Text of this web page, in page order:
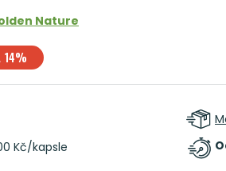
Nature
14%
Kč/kapsle